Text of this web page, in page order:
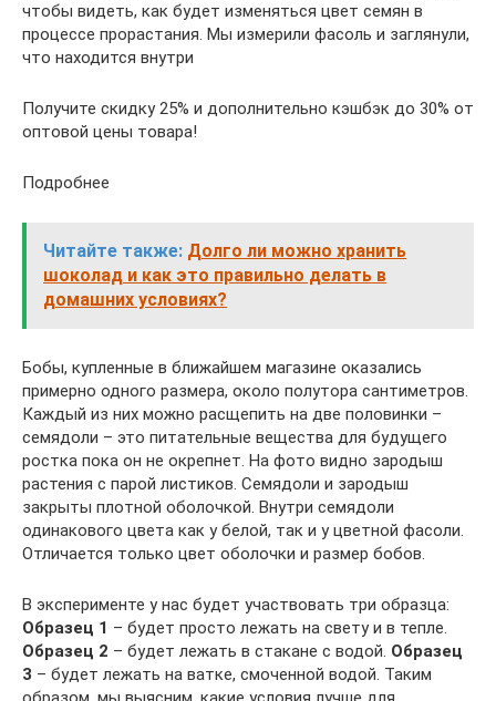
чтобы видеть, как будет изменяться цвет семян в
процессе прорастания. Мы измерили фасоль и заглянули,
что находится внутри
Получите скидку 25% и дополнительно кэшбэк до 30% от
оптовой цены товара!
Подробнее
Читайте также: Долго ли можно хранить
шоколад и как это правильно делать в
домашних условиях?
Бобы, купленные в ближайшем магазине оказались
примерно одного размера, около полутора сантиметров.
Каждый из них можно расщепить на две половинки –
семядоли – это питательные вещества для будущего
ростка пока он не окрепнет. На фото видно зародыш
растения с парой листиков. Семядоли и зародыш
закрыты плотной оболочкой. Внутри семядоли
одинакового цвета как у белой, так и у цветной фасоли.
Отличается только цвет оболочки и размер бобов.
В эксперименте у нас будет участвовать три образца:
Образец 1 – будет просто лежать на свету и в тепле.
Образец 2 – будет лежать в стакане с водой. Образец
3 – будет лежать на ватке, смоченной водой. Таким